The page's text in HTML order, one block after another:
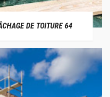
DE TOITURE 64